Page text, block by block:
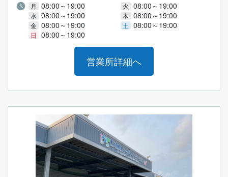
月 08:00～19:00 火 08:00～19:00
水 08:00～19:00 木 08:00～19:00
金 08:00～19:00 土 08:00～19:00
日 08:00～19:00
営業所詳細へ